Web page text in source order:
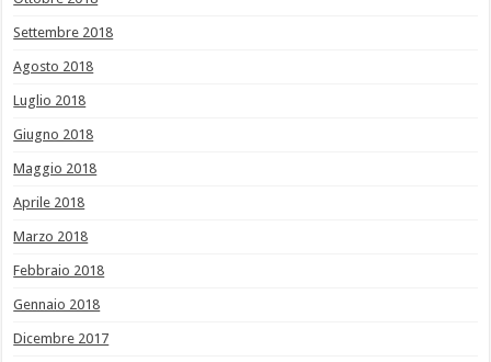
Settembre 2018
Agosto 2018
Luglio 2018
Giugno 2018
Maggio 2018
Aprile 2018
Marzo 2018
Febbraio 2018
Gennaio 2018
Dicembre 2017